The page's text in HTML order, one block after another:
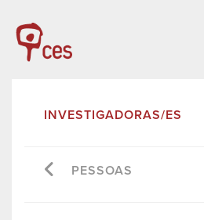
INVESTIGADORAS/ES
PESSOAS